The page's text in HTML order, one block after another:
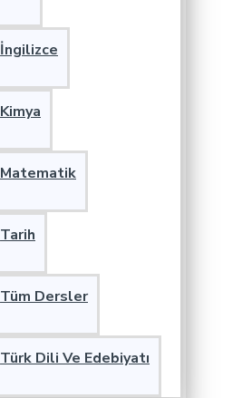
İngilizce
Kimya
Matematik
Tarih
Tüm Dersler
Türk Dili Ve Edebiyatı